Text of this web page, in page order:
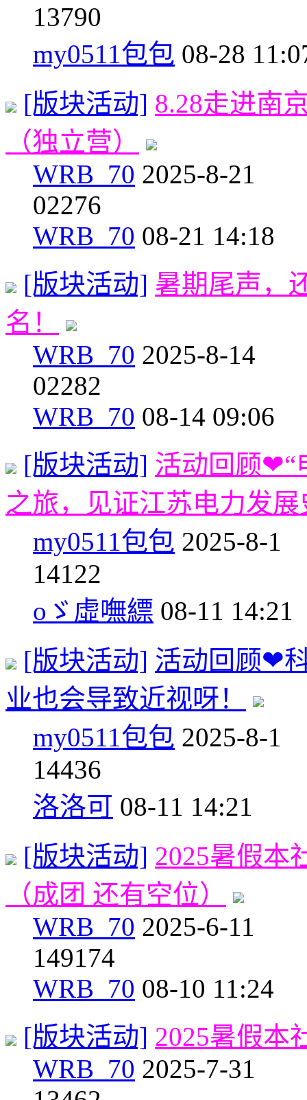
13790
my0511包包 08-28
[版块活动] 8.28走进南
（独立营）
WRB_70 2025-8-21
02276
WRB_70 08-21 14:18
[版块活动] 暑期尾声，
名！
WRB_70 2025-8-14
02282
WRB_70 08-14 09:06
[版块活动] 活动回顾❤“
之旅，见证江苏电力发展
my0511包包 2025-8-1
14122
oゞ虛嘸縹 08-11 14:21
[版块活动] 活动回顾❤
业也会导致近视呀！
my0511包包 2025-8-1
14436
洛洛可 08-11 14:21
[版块活动] 2025暑假本
（成团 还有空位）
WRB_70 2025-6-11
149174
WRB_70 08-10 11:24
[版块活动] 2025暑假本
WRB_70 2025-7-31